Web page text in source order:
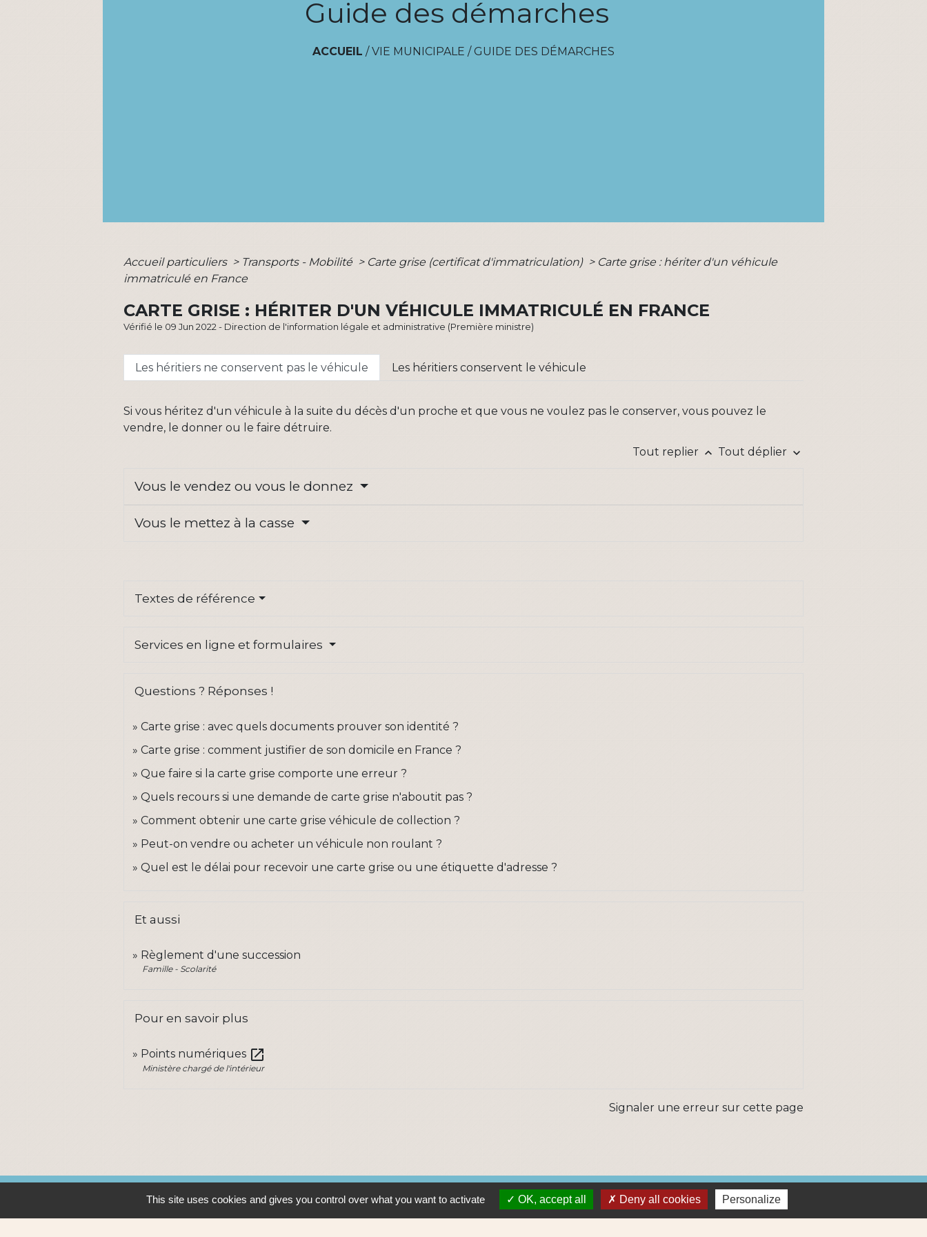
Guide des démarches
ACCUEIL /VIE MUNICIPALE / GUIDE DES DÉMARCHES
Accueil particuliers > Transports - Mobilité > Carte grise (certificat d'immatriculation) > Carte grise : hériter d'un véhicule
immatriculé en France
CARTE GRISE : HÉRITER D'UN VÉHICULE IMMATRICULÉ EN FRANCE
Vérifié le 09 Jun 2022 - Direction de l'information légale et administrative (Première ministre)
Les héritiers ne conservent pas le véhicule Les héritiers conservent le véhicule
Si vous héritez d'un véhicule à la suite du décès d'un proche et que vous ne voulez pas le conserver, vous pouvez le
vendre, le donner ou le faire détruire.
Tout replier keyboard_arrow_up Tout déplier keyboard_arrow_down
Vous le vendez ou vous le donnez
Vous le mettez à la casse
Textes de référence
Services en ligne et formulaires
Questions ? Réponses !
Carte grise : avec quels documents prouver son identité ?
Carte grise : comment justifier de son domicile en France ?
Que faire si la carte grise comporte une erreur ?
Quels recours si une demande de carte grise n'aboutit pas ?
Comment obtenir une carte grise véhicule de collection ?
Peut-on vendre ou acheter un véhicule non roulant ?
Quel est le délai pour recevoir une carte grise ou une étiquette d'adresse ?
Et aussi
Règlement d'une succession
Famille - Scolarité
Pour en savoir plus
Points numériques open_in_new
Ministère chargé de l'intérieur
Signaler une erreur sur cette page
Contacts Liens
This site uses cookies and gives you control over what you want to activate OK, accept all Deny all cookies Personalize